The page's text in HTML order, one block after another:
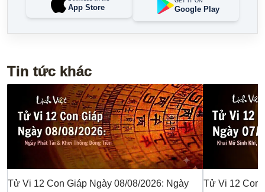
App Store Google Play
Tin tức khác
Tử Vi 12 Con Giáp Ngày 08/08/2026: Ngày
Tử Vi 12 Con